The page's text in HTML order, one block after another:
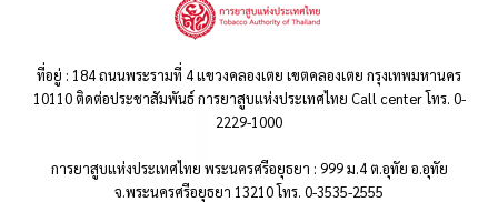
ที่อยู่ : 184 ถนนพระรามที่ 4 แขวงคลองเตย เขตคลองเตย กรุงเทพมหานคร
10110 ติดต่อประชาสัมพันธ์ การยาสูบแห่งประเทศไทย Call center โทร. 0-
2229-1000
การยาสูบแห่งประเทศไทย พระนครศรีอยุธยา : 999 ม.4 ต.อุทัย อ.อุทัย
จ.พระนครศรีอยุธยา 13210 โทร. 0-3535-2555